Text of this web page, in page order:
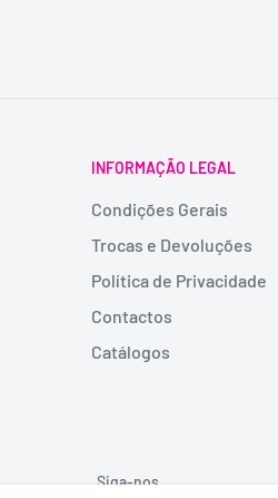
INFORMAÇÃO LEGAL
Condições Gerais
Trocas e Devoluções
Política de Privacidade
Contactos
Catálogos
Siga-nos